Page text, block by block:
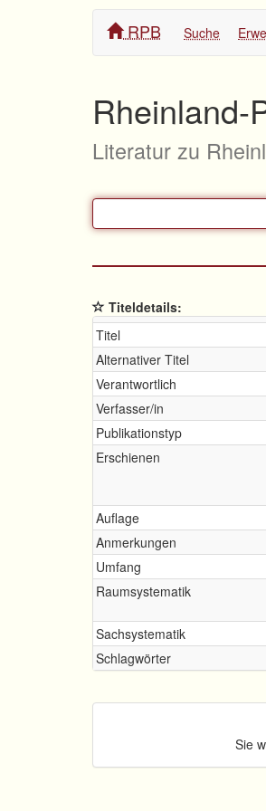
RPB Suche
Rheinland-
Literatur zu
Titeldetails:
Titel
Alternativer Titel
Verantwortlich
Verfasser/in
Publikationstyp
Erschienen
Auflage
Anmerkungen
Umfang
Raumsystematik
Sachsystematik
Schlagwörter
Sie